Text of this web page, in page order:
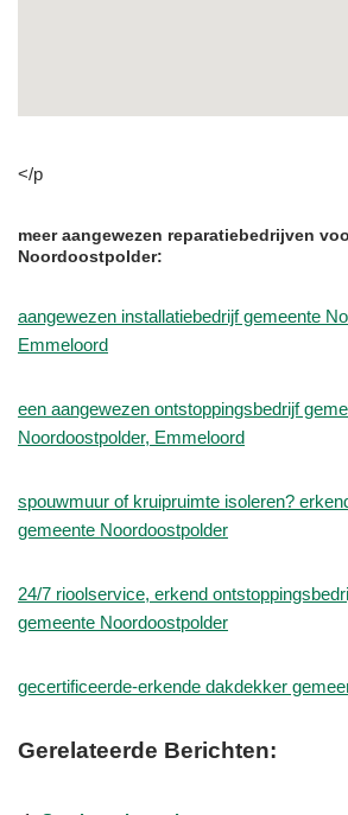
</p
meer aangewezen reparatiebedrijven
Noordoostpolder:
aangewezen installatiebedrijf gemeente
Emmeloord
een aangewezen ontstoppingsbedrijf
Noordoostpolder, Emmeloord
spouwmuur of kruipruimte isoleren?
gemeente Noordoostpolder
24/7 rioolservice, erkend
gemeente Noordoostpolder
gecertificeerde-erkende dakdekker
Gerelateerde Berichten: